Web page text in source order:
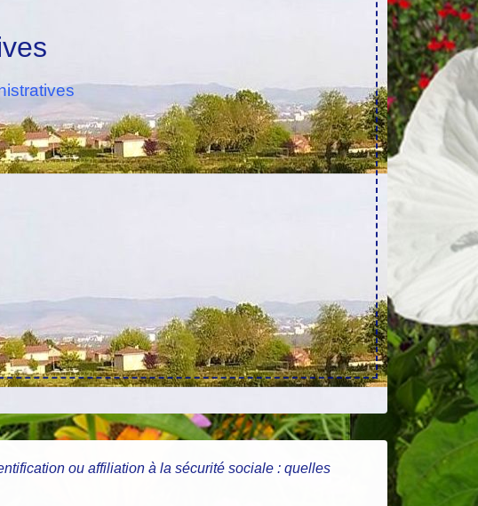
ou affiliation à la sécurité sociale : quelles